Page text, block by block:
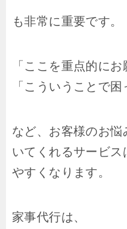
も非常に重要です。
「ここを重点的にお
「こういうことで困
など、お客様のお
いてくれるサービス
やすくなります。
家事代行は、